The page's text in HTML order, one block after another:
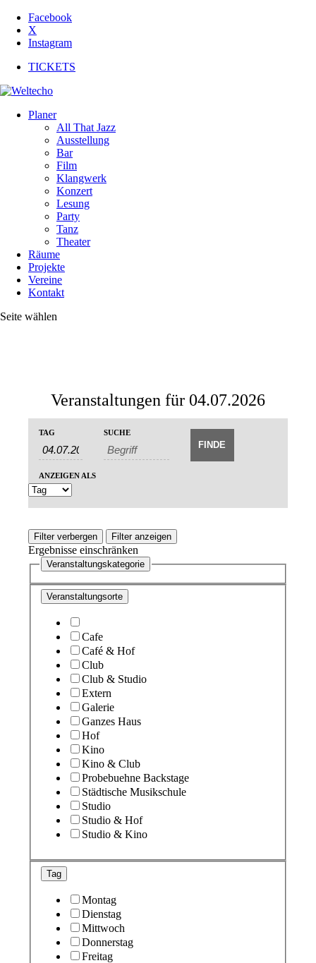
Facebook
X
Instagram
TICKETS
Planer
All That Jazz
Ausstellung
Bar
Film
Klangwerk
Konzert
Lesung
Party
Tanz
Theater
Räume
Projekte
Vereine
Kontakt
Seite wählen
Veranstaltungen für 04.07.2026
Veranstaltungen
Suche
und
Ansichten,
Navigation
TAG SUCHE
Veranstaltung
Ansichten-
ANZEIGEN ALS
Filter verbergen Filter anzeigen
Ergebnisse einschränken
Veranstaltungskategorie
Veranstaltungsorte
Cafe
Café & Hof
Club
Club & Studio
Extern
Galerie
Ganzes Haus
Hof
Kino
Kino & Club
Probebuehne Backstage
Städtische Musikschule
Studio
Studio & Hof
Studio & Kino
Tag
Montag
Dienstag
Mittwoch
Donnerstag
Freitag